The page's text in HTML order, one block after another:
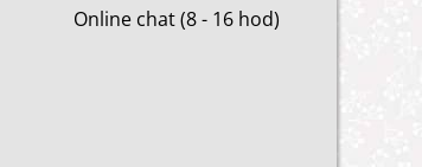
Online chat (8 - 16 hod)